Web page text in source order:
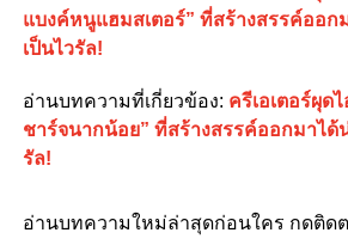
แบงค์หนูแฮมสเตอร์” ที่สร้างสรรค์ออก
เป็นไวรัล!
อ่านบทความที่เกี่ยวข้อง: ครีเอเตอร์ผุด
ชาร์จนากน้อย” ที่สร้างสรรค์ออกมาได้
รัล!
อ่านบทความใหม่ล่าสุดก่อนใคร กดติดต